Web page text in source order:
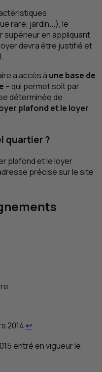
rare, jardin...), le
supérieur en appliquant
devra être justifié et
a accès à une base de
– qui permet soit par
déterminée de
plafond et le loyer
quartier ?
plafond et le loyer
précise sur le site
2014 ↩Retour au renvoi 1
entré en vigueur le